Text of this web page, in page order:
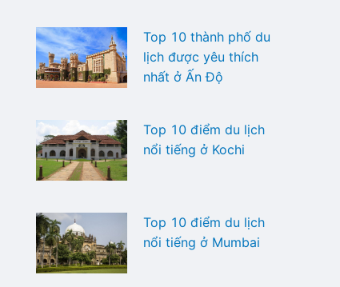
Top 10 thành phố du
lịch được yêu thích
nhất ở Ấn Độ
Top 10 điểm du lịch
nổi tiếng ở Kochi
Top 10 điểm du lịch
nổi tiếng ở Mumbai